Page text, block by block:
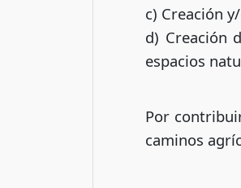
c) Creación
d) Creación
espacios
Por
caminos